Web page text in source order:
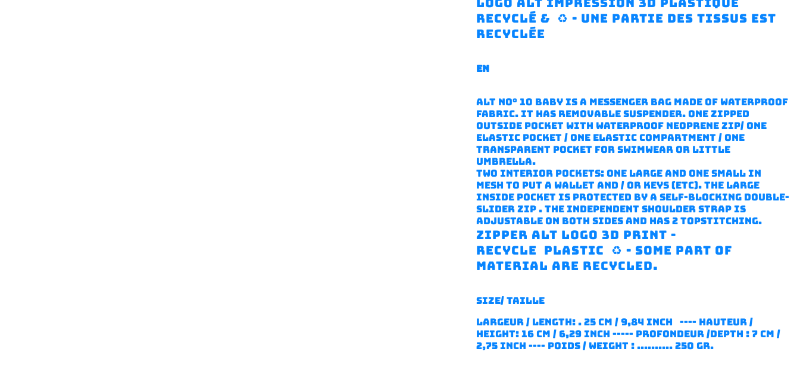
Logo ALT impression 3D plastique
recyclé & ♻️ - une partie des tissus est
recyclée
EN
Alt No° 10 baby is a messenger bag made of waterproof
fabric. It has removable suspender. One zipped
outside pocket with waterproof neoprene zip/ one
elastic pocket / one elastic compartment / one
transparent pocket for swimwear or little
umbrella.
Two interior pockets: one large and one small in
mesh to put a wallet and / or keys (etc). The large
inside pocket is protected by a self-blocking double-
slider zip . The independent shoulder strap is
adjustable on both sides and has 2 topstitching.
zipper ALT logo 3D print -
recycle Plastic ♻️ - some part of
material are recycled.
SIZE/ TAILLE
largeur / length: . 25 cm / 9,84 inch ---- hauteur /
height: 16 cm / 6,29 inch ----- profondeur /depth : 7 cm /
2,75 inch ---- poids / weight : .......... 250 gr.